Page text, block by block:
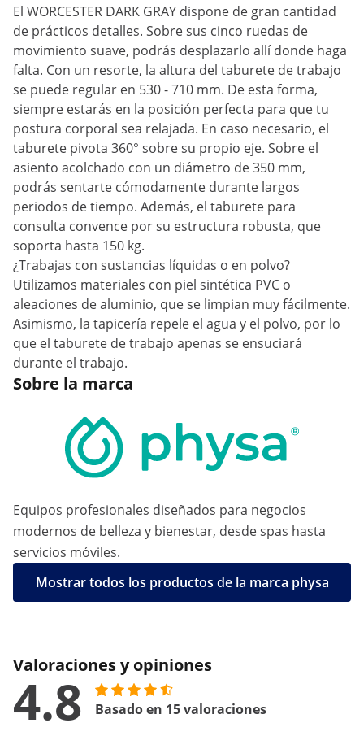
El WORCESTER DARK GRAY dispone de gran cantidad
de prácticos detalles. Sobre sus cinco ruedas de
movimiento suave, podrás desplazarlo allí donde haga
falta. Con un resorte, la altura del taburete de trabajo
se puede regular en 530 - 710 mm. De esta forma,
siempre estarás en la posición perfecta para que tu
postura corporal sea relajada. En caso necesario, el
taburete pivota 360° sobre su propio eje. Sobre el
asiento acolchado con un diámetro de 350 mm,
podrás sentarte cómodamente durante largos
periodos de tiempo. Además, el taburete para
consulta convence por su estructura robusta, que
soporta hasta 150 kg.
¿Trabajas con sustancias líquidas o en polvo?
Utilizamos materiales con piel sintética PVC o
aleaciones de aluminio, que se limpian muy fácilmente.
Asimismo, la tapicería repele el agua y el polvo, por lo
que el taburete de trabajo apenas se ensuciará
durante el trabajo.
Sobre la marca
Equipos profesionales diseñados para negocios
modernos de belleza y bienestar, desde spas hasta
servicios móviles.
Mostrar todos los productos de la marca physa
Valoraciones y opiniones
4.8 Basado en 15 valoraciones